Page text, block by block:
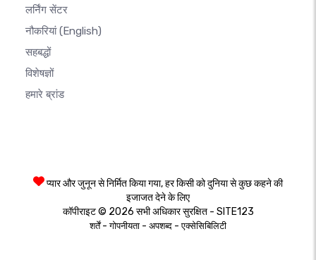
लर्निंग सेंटर
नौकरियां(English)
सहबद्धों
विशेषज्ञों
हमारे ब्रांड
प्यार और जुनून से निर्मित किया गया, हर किसी को दुनिया से कुछ कहने की
इजाजत देने के लिए
कॉपीराइट © 2026 सभी अधिकार सुरक्षित - SITE123
शर्तें-गोपनीयता - अपशब्द -एक्सेसिबिलिटी